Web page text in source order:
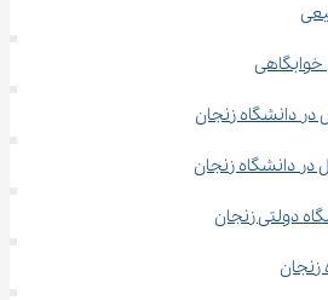
در دانشگاه زنجان
دانشگاه زنجان
دولتی زنجان
زنجان